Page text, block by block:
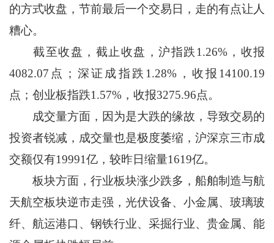
的方式收盘，节前最后一个交易日，走的有点让人
糟心。
截至收盘，截止收盘，沪指跌1.26%，收报
4082.07点；深证成指跌1.28%，收报14100.19
点；创业板指跌1.57%，收报3275.96点。
成交量方面，因为是大跌的缘故，导致交易的
投资者锐减，成交量也是极度萎缩，沪深京三市成
交额仅有19991亿，较昨日缩量1619亿。
板块方面，行业板块涨少跌多，船舶制造与航
天航空板块逆市走强，光伏设备、小金属、玻璃玻
纤、航运港口、钢铁行业、采掘行业、贵金属、能